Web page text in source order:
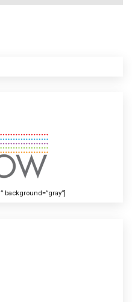
background=”gray”]